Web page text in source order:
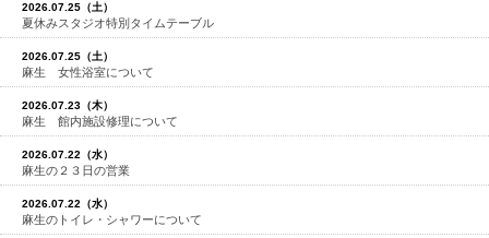
2026.07.25（土）
夏休みスタジオ特別タイムテーブル
2026.07.25（土）
麻生 女性浴室について
2026.07.23（木）
麻生 館内施設修理について
2026.07.22（水）
麻生の２３日の営業
2026.07.22（水）
麻生のトイレ・シャワーについて